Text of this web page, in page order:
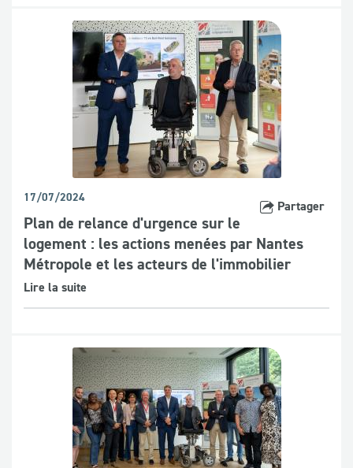
Partager
17/07/2024
Plan de relance d'urgence sur le
logement : les actions menées par Nantes
Métropole et les acteurs de l'immobilier
Lire la suite